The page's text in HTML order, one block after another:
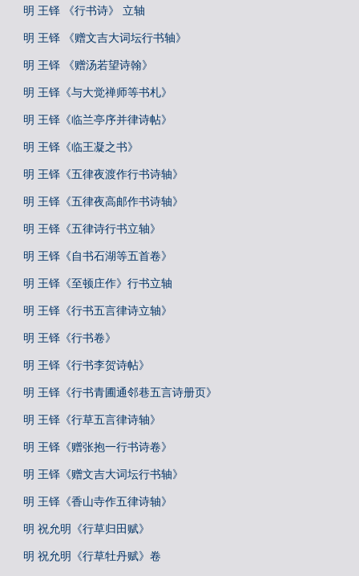
明 王铎 《行书诗》 立轴
明 王铎 《赠文吉大词坛行书轴》
明 王铎 《赠汤若望诗翰》
明 王铎《与大觉禅师等书札》
明 王铎《临兰亭序并律诗帖》
明 王铎《临王凝之书》
明 王铎《五律夜渡作行书诗轴》
明 王铎《五律夜高邮作书诗轴》
明 王铎《五律诗行书立轴》
明 王铎《自书石湖等五首卷》
明 王铎《至顿庄作》行书立轴
明 王铎《行书五言律诗立轴》
明 王铎《行书卷》
明 王铎《行书李贺诗帖》
明 王铎《行书青圃通邻巷五言诗册页》
明 王铎《行草五言律诗轴》
明 王铎《赠张抱一行书诗卷》
明 王铎《赠文吉大词坛行书轴》
明 王铎《香山寺作五律诗轴》
明 祝允明《行草归田赋》
明 祝允明《行草牡丹赋》卷